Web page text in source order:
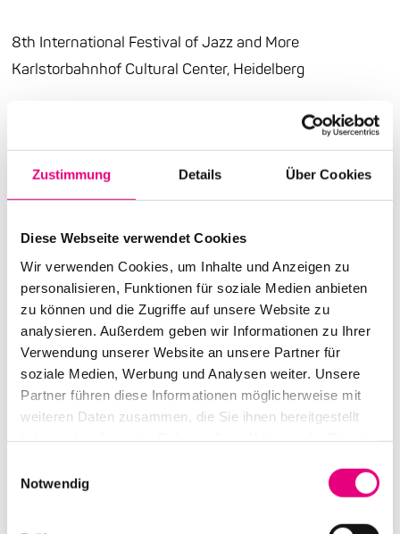
Zustimmung Details Über Cookies
Diese Webseite verwendet Cookies
Wir verwenden Cookies, um Inhalte und Anzeigen zu
personalisieren, Funktionen für soziale Medien anbieten
zu können und die Zugriffe auf unsere Website zu
analysieren. Außerdem geben wir Informationen zu Ihrer
Verwendung unserer Website an unsere Partner für
soziale Medien, Werbung und Analysen weiter. Unsere
Partner führen diese Informationen möglicherweise mit
weiteren Daten zusammen, die Sie ihnen bereitgestellt
Notwendig
8th International Festival of Jazz and More
Karlstorbahnhof Cultural Center, Heidelberg
Start:november9, 2006 – 9:00 p.m.
Doors open:
november9, 2006 – 8:00 p.m.
Nik Bärtsch: p
Sha: b, bcl
Thomy Jordi: b
Kaspar Rast: dr
Nationality: Switzerland
Karlstorbahnhof Cultural Center, Heidelberg:1Am
Karlstor, Heidelberg
Event Series: Nik